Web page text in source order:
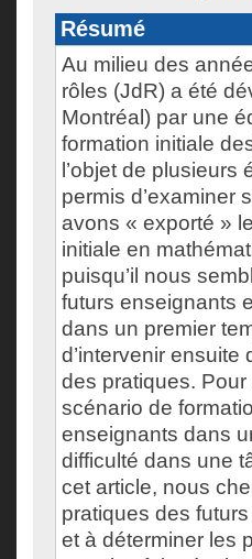
Résumé
Au milieu des
rôles (JdR) a été
Montréal) par une
formation initiale
l’objet de
permis d’examiner
avons « exporté »
initiale en
puisqu’il nous
futurs enseignants
dans un premier
d’intervenir
des pratiques.
scénario de
enseignants dans
difficulté dans une
cet article, nous
pratiques des
et à déterminer les